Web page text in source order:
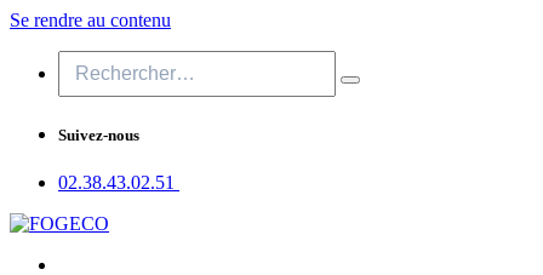
Se rendre au contenu
Suivez-nous
02.38.43​.02.51